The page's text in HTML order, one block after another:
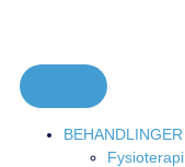
BEHANDLINGER
Fysioterapi